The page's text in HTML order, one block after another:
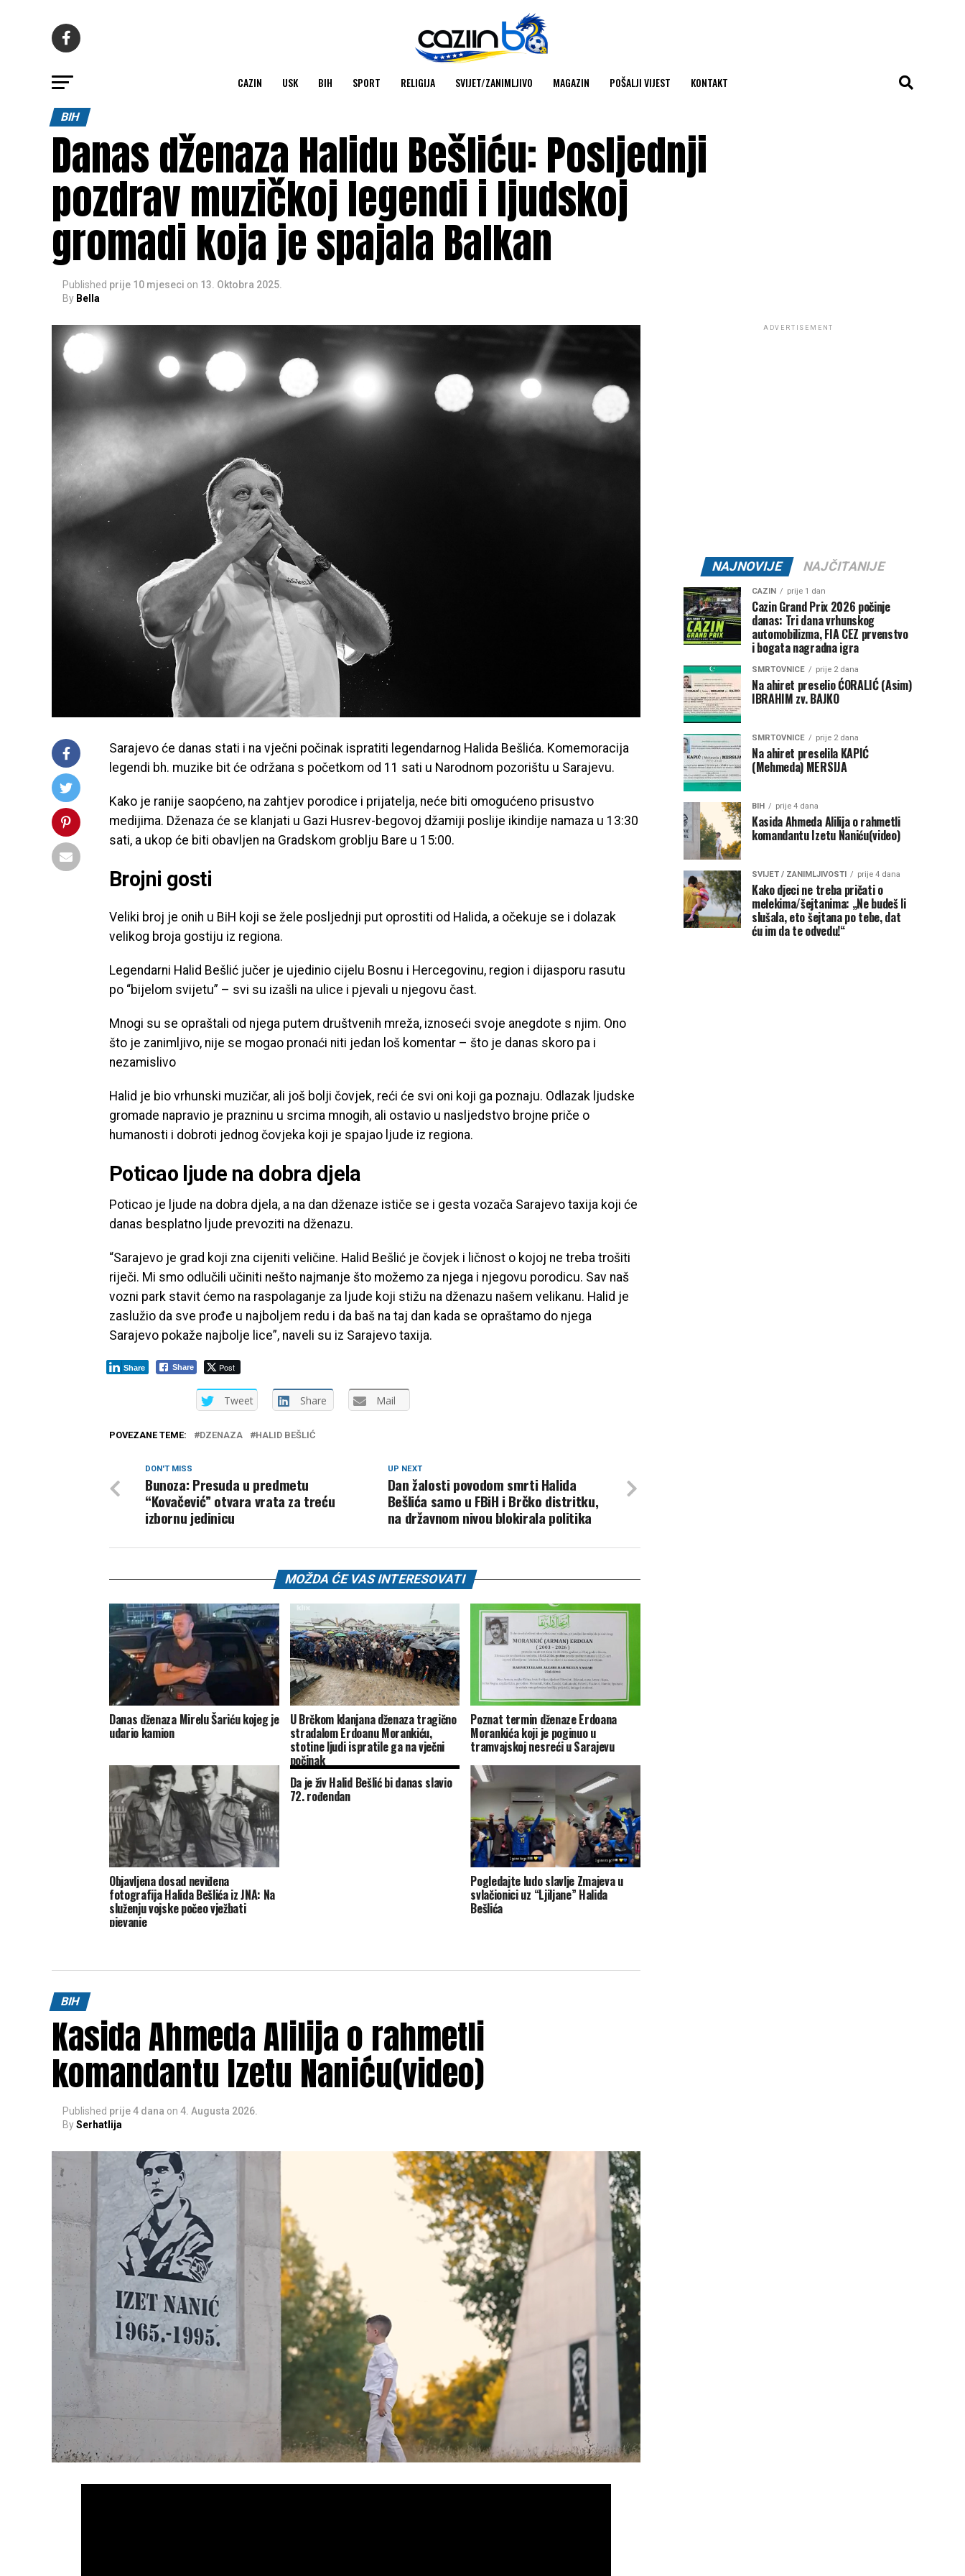
CAZIN USK BIH SPORT RELIGIJA SVIJET/ZANIMLJIVO MAGAZIN POŠALJI VIJEST KONTAKT
BIH
Danas dženaza Halidu Bešliću: Posljednji
pozdrav muzičkoj legendi i ljudskoj
gromadi koja je spajala Balkan
Published prije 10 mjeseci on 13. Oktobra 2025.
By Bella
Sarajevo će danas stati i na vječni počinak ispratiti legendarnog Halida Bešlića. Komemoracija
legendi bh. muzike bit će održana s početkom od 11 sati u Narodnom pozorištu u Sarajevu.
Kako je ranije saopćeno, na zahtjev porodice i prijatelja, neće biti omogućeno prisustvo
medijima. Dženaza će se klanjati u Gazi Husrev-begovoj džamiji poslije ikindije namaza u 13:30
sati, a ukop će biti obavljen na Gradskom groblju Bare u 15:00.
Brojni gosti
Veliki broj je onih u BiH koji se žele posljednji put oprostiti od Halida, a očekuje se i dolazak
velikog broja gostiju iz regiona.
Legendarni Halid Bešlić jučer je ujedinio cijelu Bosnu i Hercegovinu, region i dijasporu rasutu
po “bijelom svijetu” – svi su izašli na ulice i pjevali u njegovu čast.
Mnogi su se opraštali od njega putem društvenih mreža, iznoseći svoje anegdote s njim. Ono
što je zanimljivo, nije se mogao pronaći niti jedan loš komentar – što je danas skoro pa i
nezamislivo
Halid je bio vrhunski muzičar, ali još bolji čovjek, reći će svi oni koji ga poznaju. Odlazak ljudske
gromade napravio je prazninu u srcima mnogih, ali ostavio u nasljedstvo brojne priče o
humanosti i dobroti jednog čovjeka koji je spajao ljude iz regiona.
Poticao ljude na dobra djela
Poticao je ljude na dobra djela, a na dan dženaze ističe se i gesta vozača Sarajevo taxija koji će
danas besplatno ljude prevoziti na dženazu.
“Sarajevo je grad koji zna cijeniti veličine. Halid Bešlić je čovjek i ličnost o kojoj ne treba trošiti
riječi. Mi smo odlučili učiniti nešto najmanje što možemo za njega i njegovu porodicu. Sav naš
vozni park stavit ćemo na raspolaganje za ljude koji stižu na dženazu našem velikanu. Halid je
zaslužio da sve prođe u najboljem redu i da baš na taj dan kada se opraštamo do njega
Sarajevo pokaže najbolje lice”, naveli su iz Sarajevo taxija.
Share Post
Share
Tweet Share Mail
POVEZANE TEME: DZENAZA HALID BEŠLIĆ
UP NEXT
Dan žalosti povodom smrti Halida
Bešlića samo u FBiH i Brčko distritku,
na državnom nivou blokirala politika
DON'T MISS
Bunoza: Presuda u predmetu
“Kovačević” otvara vrata za treću
izbornu jedinicu
MOŽDA ĆE VAS INTERESOVATI
Danas dženaza Mirelu Šariću kojeg je
udario kamion
U Brčkom klanjana dženaza tragično
stradalom Erdoanu Morankiću,
stotine ljudi ispratile ga na vječni
počinak
Poznat termin dženaze Erdoana
Morankića koji je poginuo u
tramvajskoj nesreći u Sarajevu
Objavljena dosad neviđena
fotografija Halida Bešlića iz JNA: Na
služenju vojske počeo vježbati
pjevanje
Da je živ Halid Bešlić bi danas slavio
72. rođendan
Pogledajte ludo slavlje Zmajeva u
svlačionici uz “Ljiljane” Halida
Bešlića
BIH
Kasida Ahmeda Alilija o rahmetli
komandantu Izetu Naniću(video)
Published prije 4 dana on 4. Augusta 2026.
BySerhatlija
ADVERTISEMENT
NAJNOVIJE NAJČITANIJE
CAZIN prije 1 dan
Cazin Grand Prix 2026 počinje
danas: Tri dana vrhunskog
automobilizma, FIA CEZ prvenstvo
i bogata nagradna igra
SMRTOVNICE prije 2 dana
Na ahiret preselio ĆORALIĆ (Asim)
IBRAHIM zv. BAJKO
SMRTOVNICE prije 2 dana
Na ahiret preselila KAPIĆ
(Mehmeda) MERSIJA
BIH prije 4 dana
Kasida Ahmeda Alilija o rahmetli
komandantu Izetu Naniću(video)
SVIJET / ZANIMLJIVOSTI prije 4 dana
Kako djeci ne treba pričati o
melekima/šejtanima: „Ne budeš li
slušala, eto šejtana po tebe, dat
ću im da te odvedu!“